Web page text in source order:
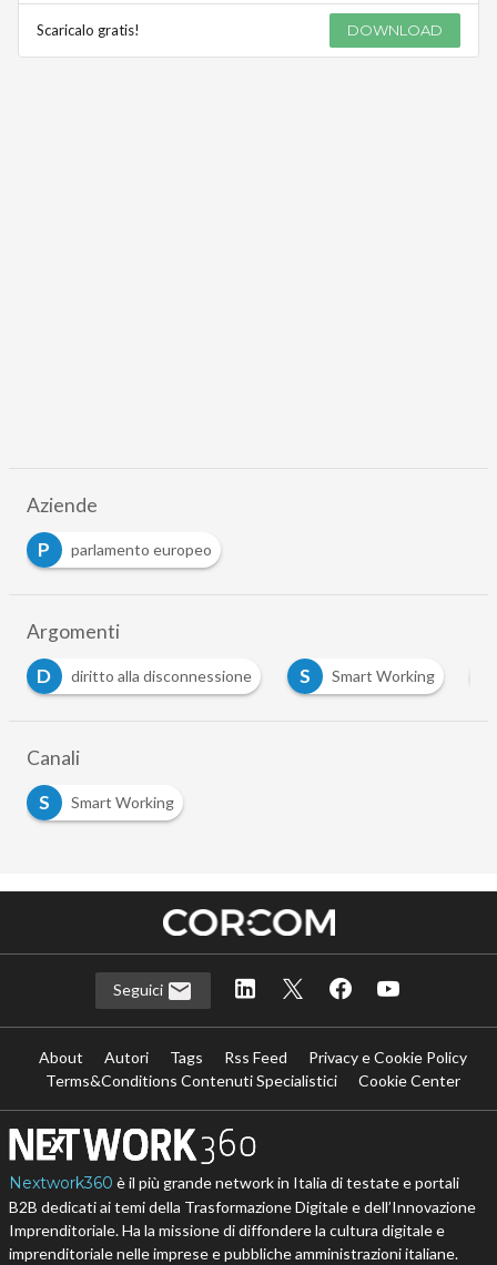
Scaricalo gratis! DOWNLOAD
Aziende
P
parlamento europeo
Argomenti
D
diritto alla disconnessione S Smart Working
Canali
S
Smart Working
Seguici
About Autori Tags Rss Feed
Privacy e Cookie Policy
Terms&Conditions Contenuti Specialistici
Cookie Center
Nextwork360 è il più grande network in Italia di testate e portali
B2B dedicati ai temi della Trasformazione Digitale e dell’Innovazione
Imprenditoriale. Ha la missione di diffondere la cultura digitale e
imprenditoriale nelle imprese e pubbliche amministrazioni italiane.